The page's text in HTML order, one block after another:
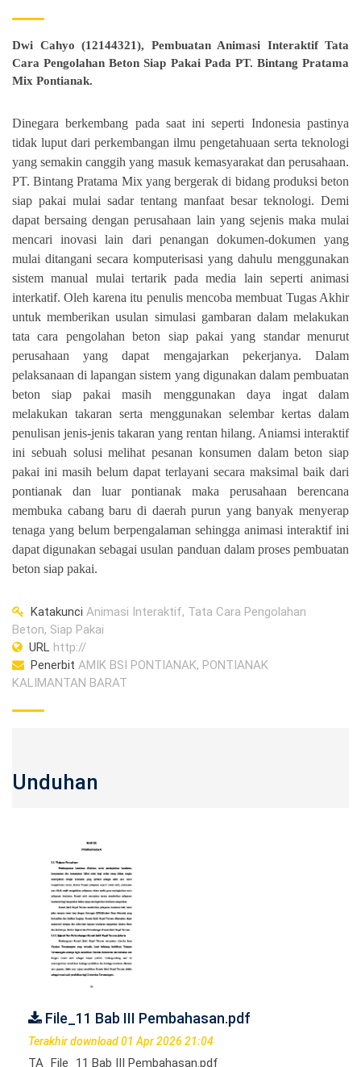
Dwi Cahyo (12144321), Pembuatan Animasi Interaktif Tata
Cara Pengolahan Beton Siap Pakai Pada PT. Bintang Pratama
Mix Pontianak.
Dinegara berkembang pada saat ini seperti Indonesia pastinya
tidak luput dari perkembangan ilmu pengetahuaan serta teknologi
yang semakin canggih yang masuk kemasyarakat dan perusahaan.
PT. Bintang Pratama Mix yang bergerak di bidang produksi beton
siap pakai mulai sadar tentang manfaat besar teknologi. Demi
dapat bersaing dengan perusahaan lain yang sejenis maka mulai
mencari inovasi lain dari penangan dokumen-dokumen yang
mulai ditangani secara komputerisasi yang dahulu menggunakan
sistem manual mulai tertarik pada media lain seperti animasi
interkatif. Oleh karena itu penulis mencoba membuat Tugas Akhir
untuk memberikan usulan simulasi gambaran dalam melakukan
tata cara pengolahan beton siap pakai yang standar menurut
perusahaan
yang dapat mengajarkan pekerjanya. Dalam
pelaksanaan di lapangan sistem yang digunakan dalam pembuatan
beton siap pakai masih menggunakan daya ingat dalam
melakukan takaran serta menggunakan selembar kertas dalam
penulisan jenis-jenis takaran yang rentan hilang. Aniamsi interaktif
ini sebuah solusi melihat pesanan konsumen dalam beton siap
pakai ini masih belum dapat terlayani secara maksimal baik dari
pontianak dan luar pontianak maka perusahaan berencana
membuka cabang baru di daerah purun yang banyak menyerap
tenaga yang belum berpengalaman sehingga animasi interaktif ini
dapat digunakan sebagai usulan panduan dalam proses pembuatan
beton siap pakai.
Katakunci Animasi Interaktif, Tata Cara Pengolahan
Beton, Siap Pakai
URL http://
Penerbit AMIK BSI PONTIANAK, PONTIANAK
KALIMANTAN BARAT
Unduhan
File_11 Bab III Pembahasan.pdf
Terakhir download 01 Apr 2026 21:04
TA_File_11 Bab III Pembahasan.pdf